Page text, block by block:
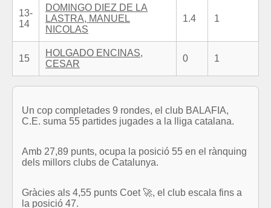
13-
14
DOMINGO DIEZ DE LA
LASTRA, MANUEL
NICOLAS
1.4 1
15
HOLGADO ENCINAS,
CESAR
0 1
Un cop completades 9 rondes, el club BALAFIA,
C.E. suma 55 partides jugades a la lliga catalana.
Amb 27,89 punts, ocupa la posició 55 en el rànquing
dels millors clubs de Catalunya.
Gràcies als 4,55 punts Coet 🚀, el club escala fins a
la posició 47.